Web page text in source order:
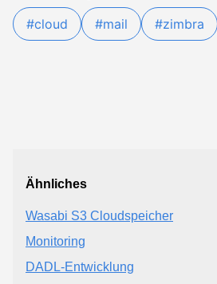
#cloud #mail #zimbra
Ähnliches
Wasabi S3 Cloudspeicher
Monitoring
DADL-Entwicklung